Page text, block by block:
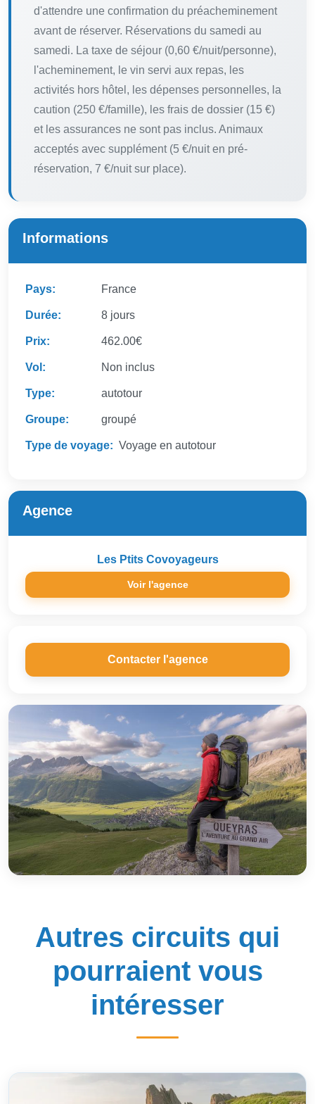
d'attendre une confirmation du préacheminement
avant de réserver. Réservations du samedi au
samedi. La taxe de séjour (0,60 €/nuit/personne),
l'acheminement, le vin servi aux repas, les
activités hors hôtel, les dépenses personnelles, la
caution (250 €/famille), les frais de dossier (15 €)
et les assurances ne sont pas inclus. Animaux
acceptés avec supplément (5 €/nuit en pré-
réservation, 7 €/nuit sur place).
Informations
Pays: France
Durée: 8 jours
Prix: 462.00€
Vol: Non inclus
Type: autotour
Groupe: groupé
Type de voyage: Voyage en autotour
Agence
Les Ptits Covoyageurs
Voir l'agence
Contacter l'agence
Autres circuits qui
pourraient vous
intéresser